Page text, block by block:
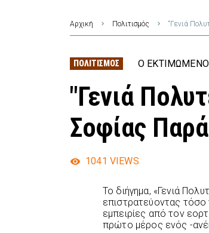
Αρχική Πολιτισμός “Γενιά
ΠΟΛΙΤΙΣΜΌΣ Ο
"Γενιά
Σοφίας
1041 VIEWS
Το διήγημα, «Γενιά
επιστρατεύοντας τόσο
εμπειρίες από τον
πρώτο μέρος ενός -